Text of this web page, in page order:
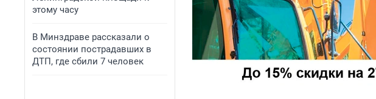
этому часу
В Минздраве рассказали о
состоянии пострадавших в
ДТП, где сбили 7 человек